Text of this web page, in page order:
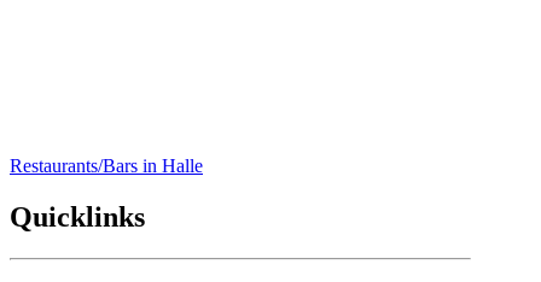
Restaurants/Bars in Halle
Quicklinks